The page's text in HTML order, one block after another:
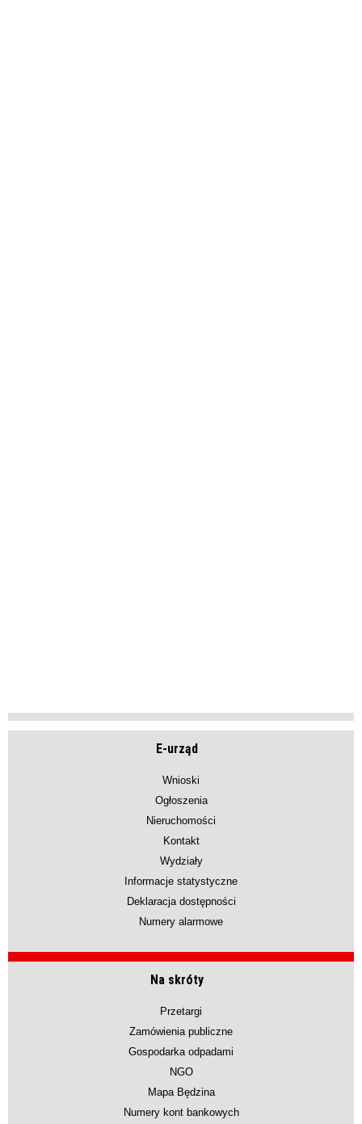
E-urząd
Wnioski
Ogłoszenia
Nieruchomości
Kontakt
Wydziały
Informacje statystyczne
Deklaracja dostępności
Numery alarmowe
Na skróty
Przetargi
Zamówienia publiczne
Gospodarka odpadami
NGO
Mapa Będzina
Numery kont bankowych